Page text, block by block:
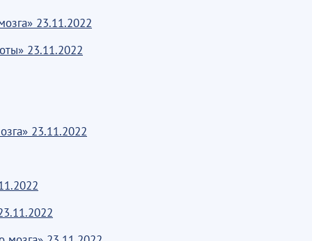
23.11.2022
23.11.2022
23.11.2022